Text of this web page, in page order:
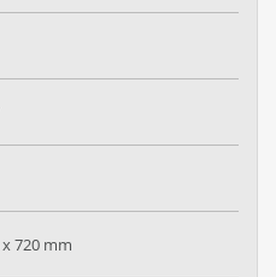
720 mm